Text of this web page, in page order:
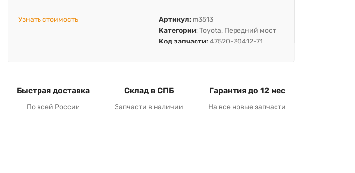
Узнать стоимость Артикул: m3513
Категории: Toyota, Передний мост
Код запчасти: 47520-30412-71
Быстрая доставка
По всей России
Склад в СПБ
Запчасти в наличии
Гарантия до 12 мес
На все новые запчасти